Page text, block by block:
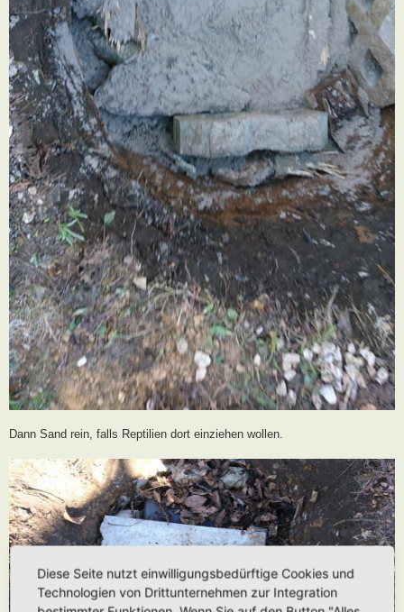
Dann Sand rein, falls Reptilien dort einziehen wollen.
Diese Seite nutzt einwilligungsbedürftige Cookies und
Technologien von Drittunternehmen zur Integration